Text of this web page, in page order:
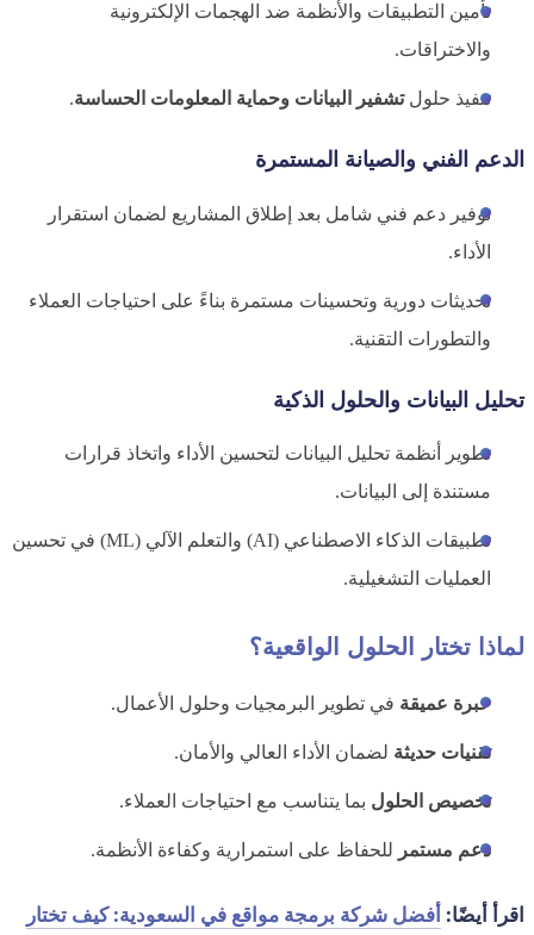
تأمين التطبيقات والأنظمة ضد الهجمات الإلكترونية
والاختراقات.
تنفيذ حلولتشفير البيانات وحماية المعلومات الحساسة.
الدعم الفني والصيانة المستمرة
توفير دعم فني شامل بعد إطلاق المشاريع لضمان استقرار
الأداء.
تحديثات دورية وتحسينات مستمرة بناءً على احتياجات العملاء
والتطورات التقنية.
تحليل البيانات والحلول الذكية
تطوير أنظمة تحليل البيانات لتحسين الأداء واتخاذ قرارات
مستندة إلى البيانات.
تطبيقات الذكاء الاصطناعي (AI) والتعلم الآلي (ML) في تحسين
العمليات التشغيلية.
لماذا تختار الحلول الواقعية؟
خبرة عميقة في تطوير البرمجيات وحلول الأعمال.
تقنيات حديثة لضمان الأداء العالي والأمان.
تخصيص الحلول بما يتناسب مع احتياجات العملاء.
دعم مستمر للحفاظ على استمرارية وكفاءة الأنظمة.
اقرأ أيضًا: أفضل شركة برمجة مواقع في السعودية: كيف تختار